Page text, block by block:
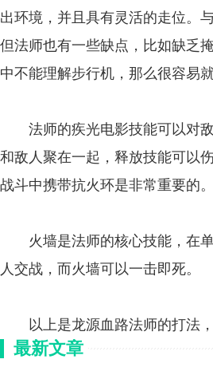
出环境，并且具有灵活的走位。
但法师也有一些缺点，比如缺乏
中不能理解步行机，那么很容易就
法师的疾光电影技能可以对敌
和敌人聚在一起，释放技能可以
战斗中携带抗火环是非常重要的。
火墙是法师的核心技能，在单
人交战，而火墙可以一击即死。
以上是龙源血路法师的打法，
最新文章